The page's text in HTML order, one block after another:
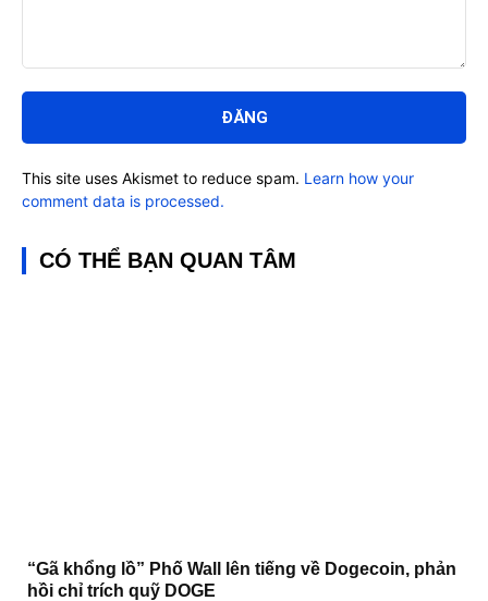
luận:
This site uses Akismet to reduce spam. Learn how your
comment data is processed.
CÓ THỂ BẠN QUAN TÂM
“Gã khổng lồ” Phố Wall lên tiếng về Dogecoin, phản
hồi chỉ trích quỹ DOGE